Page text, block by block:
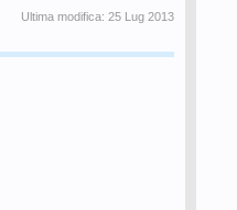
Ultima modifica: 25 Lug 2013